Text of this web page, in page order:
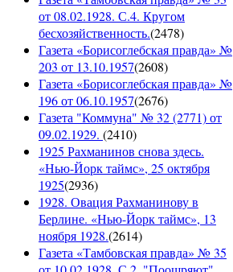
от 08.02.1928. С.4. Кругом
бесхозяйственность.(2478)
Газета «Борисоглебская правда» №
203 от 13.10.1957(2608)
Газета «Борисоглебская правда» №
196 от 06.10.1957(2676)
Газета "Коммуна" № 32 (2771) от
09.02.1929. (2410)
1925 Рахманинов снова здесь.
«Нью-Йорк таймс», 25 октября
1925(2936)
1928. Овация Рахманинову в
Берлине. «Нью-Йорк таймс», 13
ноября 1928.(2614)
Газета «Тамбовская правда» № 35